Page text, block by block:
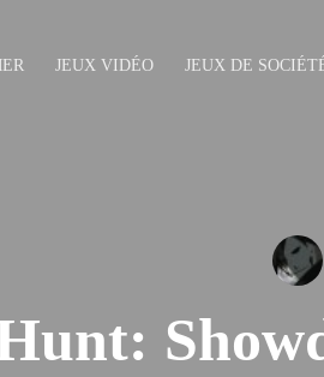
JEUX VIDÉO JEUX DE